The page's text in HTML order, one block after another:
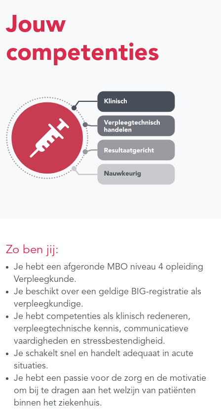
Jouw
competenties
Zo ben jij:
Je hebt een afgeronde MBO niveau 4 opleiding
Verpleegkunde.
Je beschikt over een geldige BIG-registratie als
verpleegkundige.
Je hebt competenties als klinisch redeneren,
verpleegtechnische kennis, communicatieve
vaardigheden en stressbestendigheid.
Je schakelt snel en handelt adequaat in acute
situaties.
Je hebt een passie voor de zorg en de motivatie
om bij te dragen aan het welzijn van patiënten
binnen het ziekenhuis.